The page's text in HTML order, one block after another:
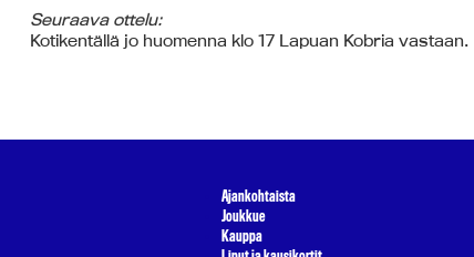
Seuraava ottelu:
Kotikentällä jo huomenna klo 17 Lapuan Kobria vastaan.
Ajankohtaista
Joukkue
Kauppa